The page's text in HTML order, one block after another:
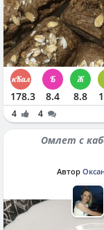
178.3 8.4 8.8
4 4
Омлет с
Автор